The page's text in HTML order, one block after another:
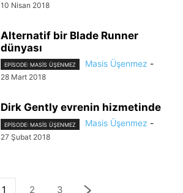
10 Nisan 2018
Alternatif bir Blade Runner
dünyası
EPISODE: MASIS ÜŞENMEZ Masis Üşenmez -
28 Mart 2018
Dirk Gently evrenin hizmetinde
EPISODE: MASIS ÜŞENMEZ Masis Üşenmez -
27 Şubat 2018
1 2 3